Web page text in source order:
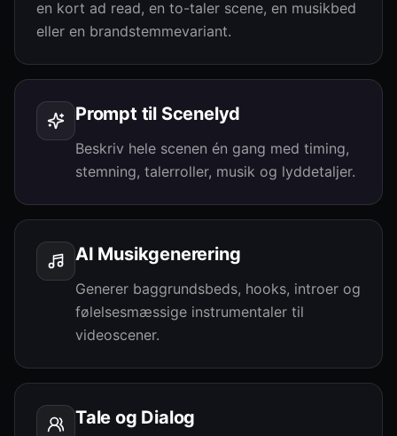
en kort ad read, en to-taler scene, en musikbed
eller en brandstemmevariant.
Prompt til Scenelyd
Beskriv hele scenen én gang med timing,
stemning, talerroller, musik og lyddetaljer.
AI Musikgenerering
Generer baggrundsbeds, hooks, introer og
følelsesmæssige instrumentaler til
videoscener.
Tale og Dialog